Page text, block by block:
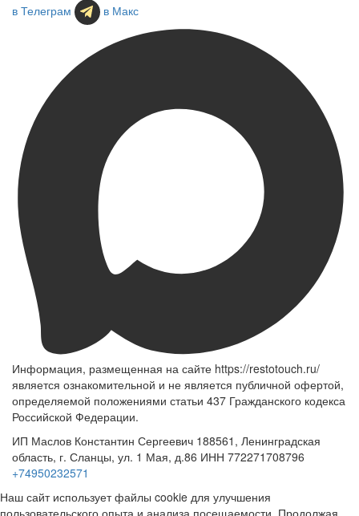
в Телеграм
в Макс
Информация, размещенная на сайте https://restotouch.ru/
является ознакомительной и не является публичной офертой,
определяемой положениями статьи 437 Гражданского кодекса
Российской Федерации.
ИП Маслов Константин Сергеевич 188561, Ленинградская
область, г. Сланцы, ул. 1 Мая, д.86 ИНН 772271708796
+74950232571
Наш сайт использует файлы cookie для улучшения
пользовательского опыта и анализа посещаемости. Продолжая